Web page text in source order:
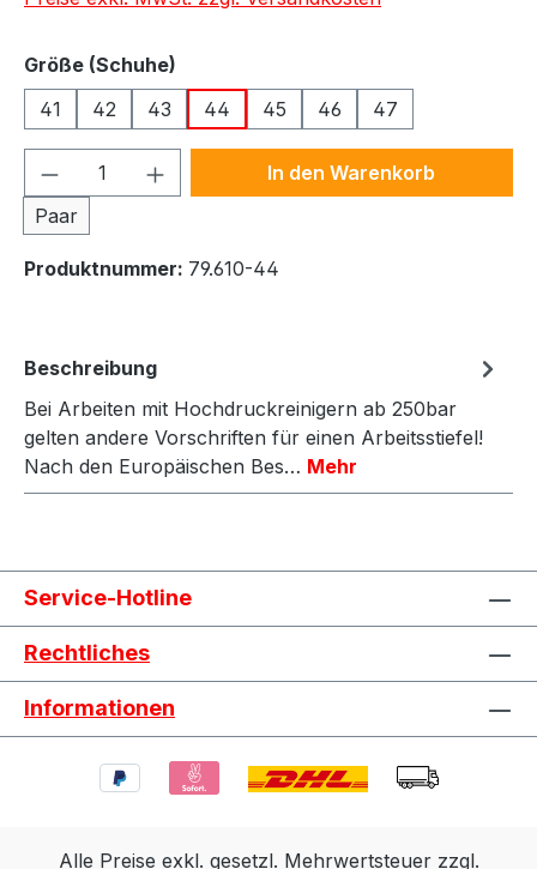
Größe (Schuhe)
41
42 43 44 45 46 47
Produkt Anzahl: Gib den
Paar
In den Warenkorb
Produktnummer: 79.610-44
Beschreibung
Bei Arbeiten mit Hochdruckreinigern ab 250bar
gelten andere Vorschriften für einen Arbeitsstiefel!
Nach den Europäischen Bes… Mehr
Service-Hotline
Rechtliches
Informationen
Alle Preise exkl. gesetzl. Mehrwertsteuer zzgl.